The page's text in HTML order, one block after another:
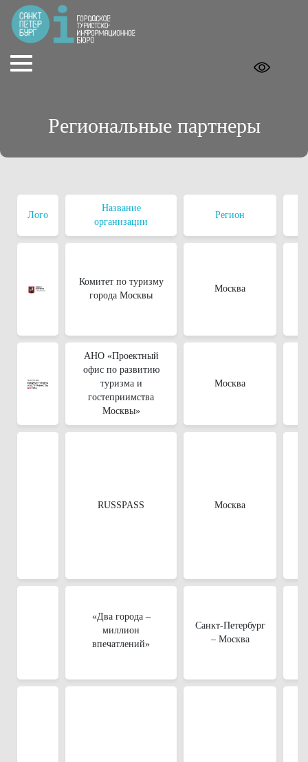
Региональные партнеры
Лого
Название
организации
Регион
Комитет по туризму
города Москвы
Москва
АНО «Проектный
офис по развитию
туризма и
гостеприимства
Москвы»
Москва
RUSSPASS Москва
«Два города –
миллион
впечатлений»
Санкт-Петербург
– Москва